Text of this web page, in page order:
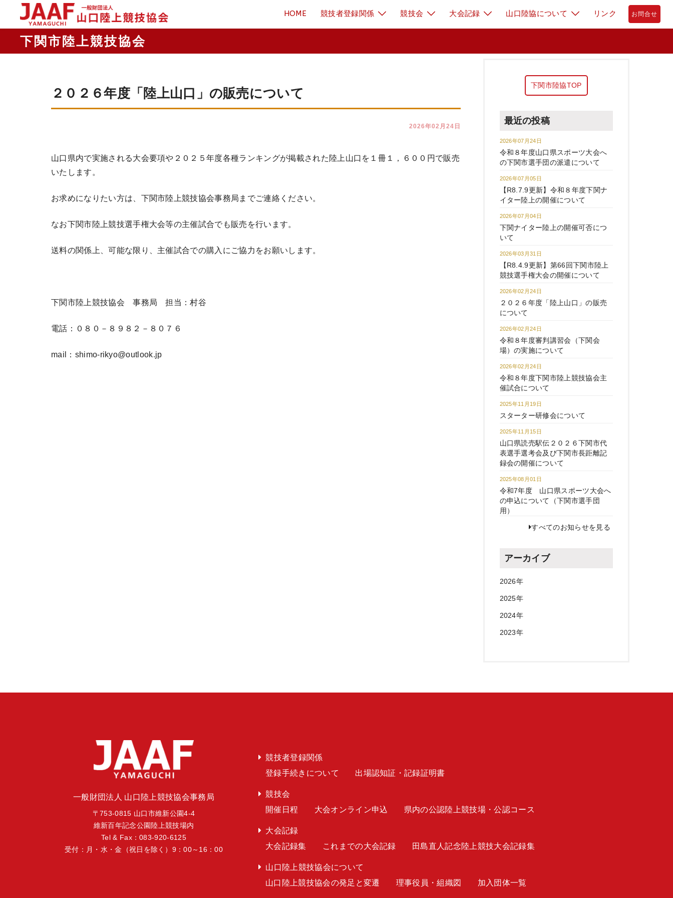
HOME 競技者登録関係 競技会 大会記録 山口陸協について リンク お問合せ
２０２６年度「陸上山口」の販売について
2026年02月24日
山口県内で実施される大会要項や２０２５年度各種ランキングが掲載された陸上山口を１冊１，６００円で販売
いたします。
お求めになりたい方は、下関市陸上競技協会事務局までご連絡ください。
なお下関市陸上競技選手権大会等の主催試合でも販売を行います。
送料の関係上、可能な限り、主催試合での購入にご協力をお願いします。
下関市陸上競技協会 事務局 担当：村谷
電話：０８０－８９８２－８０７６
mail：shimo-rikyo@outlook.jp
下関市陸協TOP
最近の投稿
2026年07月24日
令和８年度山口県スポーツ大会へ
の下関市選手団の派遣について
2026年07月05日
【R8.7.9更新】令和８年度下関ナ
イター陸上の開催について
2026年07月04日
下関ナイター陸上の開催可否につ
いて
2026年03月31日
【R8.4.9更新】第66回下関市陸上
競技選手権大会の開催について
2026年02月24日
２０２６年度「陸上山口」の販売
について
2026年02月24日
令和８年度審判講習会（下関会
場）の実施について
2026年02月24日
令和８年度下関市陸上競技協会主
催試合について
2025年11月19日
スターター研修会について
2025年11月15日
山口県読売駅伝２０２６下関市代
表選手選考会及び下関市長距離記
録会の開催について
2025年08月01日
令和7年度 山口県スポーツ大会へ
の申込について（下関市選手団
用）
すべてのお知らせを見る
アーカイブ
2026年
2025年
2024年
2023年
一般財団法人 山口陸上競技協会事務局
〒753-0815 山口市維新公園4-4
維新百年記念公園陸上競技場内
Tel & Fax：083-920-6125
受付：月・水・金（祝日を除く）9：00～16：00
競技者登録関係
登録手続きについて
出場認知証・記録証明書
競技会
開催日程
大会オンライン申込 県内の公認陸上競技場・公認コース
大会記録
大会記録集
これまでの大会記録 田島直人記念陸上競技大会記録集
山口陸上競技協会について
山口陸上競技協会の発足と変遷
理事役員・組織図 加入団体一覧